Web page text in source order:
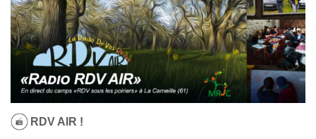
RDV AIR !